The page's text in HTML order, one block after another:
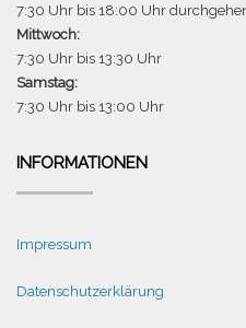
7:30 Uhr bis 18:00 Uhr
Mittwoch:
7:30 Uhr bis 13:30 Uhr
Samstag:
7:30 Uhr bis 13:00 Uhr
INFORMATIONEN
Impressum
Datenschutzerklärung